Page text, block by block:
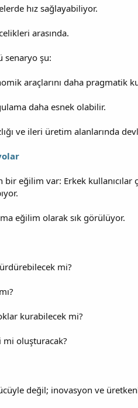
hız sağlayabiliyor.
arasında.
senaryo şu:
araçlarını daha pragmatik
daha esnek olabilir.
ve ileri üretim alanlarında
eğilim var: Erkek kullanıcılar
eğilim olarak sık görülüyor.
mi?
kurabilecek mi?
oluşturacak?
değil; inovasyon ve